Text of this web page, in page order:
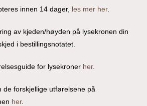
innen 14 dager, les mer her.
av kjeden/høyden på lysekronen din
i bestillingsnotatet.
for lysekronerher.
de forskjellige utførelsene på
her.